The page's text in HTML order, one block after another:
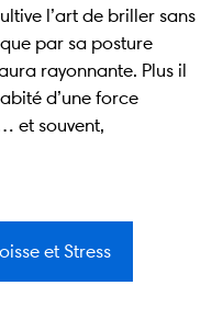
l’art de briller sans
par sa posture
rayonnante. Plus il
d’une force
et souvent,
et Stress